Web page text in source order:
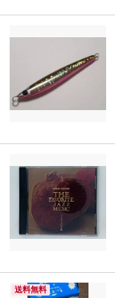
送料無料